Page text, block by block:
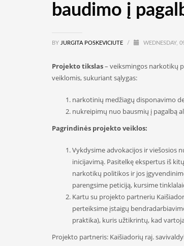
baudimo į
BY JURGITA POSKEVICIUTE / WEDNESDAY,
Projekto tikslas– veiksmingos narkotikų
veiklomis, sukuriant sąlygas:
narkotinių medžiagų disponavimo
nukreipimų nuo bausmių į pagalbą
Pagrindinės projekto veiklos:
Vykdysime advokacijos ir viešosios
inicijavimą. Pasitelkę ekspertus iš
narkotikų politikos ir jos
parengsime peticiją, kursime
Kartu su projekto partneriu
perteiksime įstaigų
praktika), kuris užtikrintų, kad
Projekto partneris: Kaišiadorių raj.